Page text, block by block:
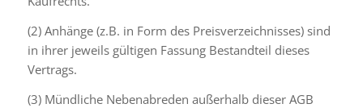
(2) Anhänge (z.B. in Form des Preisverzeichnisses) sind
in ihrer jeweils gültigen Fassung Bestandteil dieses
Vertrags.
(3) Mündliche Nebenabreden außerhalb dieser AGB